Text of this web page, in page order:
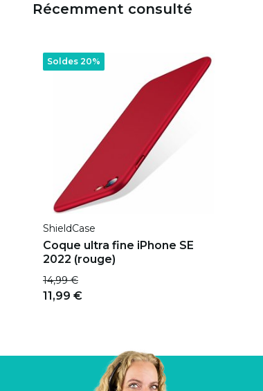
Récemment consulté
Soldes 20%
ShieldCase
Coque ultra fine iPhone SE
2022 (rouge)
14,99 €
11,99 €